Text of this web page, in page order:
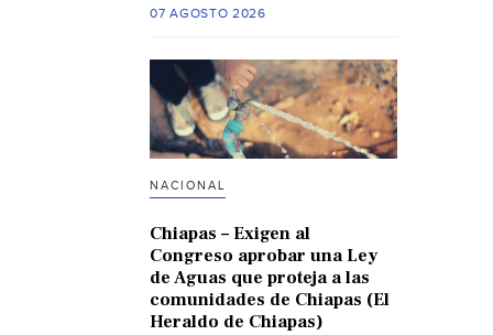
07 AGOSTO 2026
NACIONAL
Chiapas – Exigen al
Congreso aprobar una Ley
de Aguas que proteja a las
comunidades de Chiapas (El
Heraldo de Chiapas)